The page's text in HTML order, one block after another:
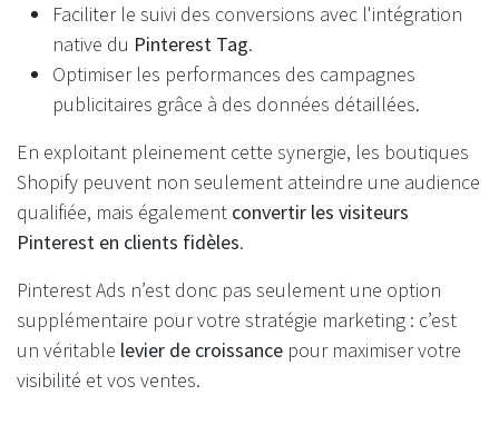
Faciliter le suivi des conversions avec l'intégration
native du Pinterest Tag.
Optimiser les performances des campagnes
publicitaires grâce à des données détaillées.
En exploitant pleinement cette synergie, les boutiques
Shopify peuvent non seulement atteindre une audience
qualifiée, mais également convertir les visiteurs
Pinterest en clients fidèles.
Pinterest Ads n’est donc pas seulement une option
supplémentaire pour votre stratégie marketing : c’est
un véritable levier de croissance pour maximiser votre
visibilité et vos ventes.